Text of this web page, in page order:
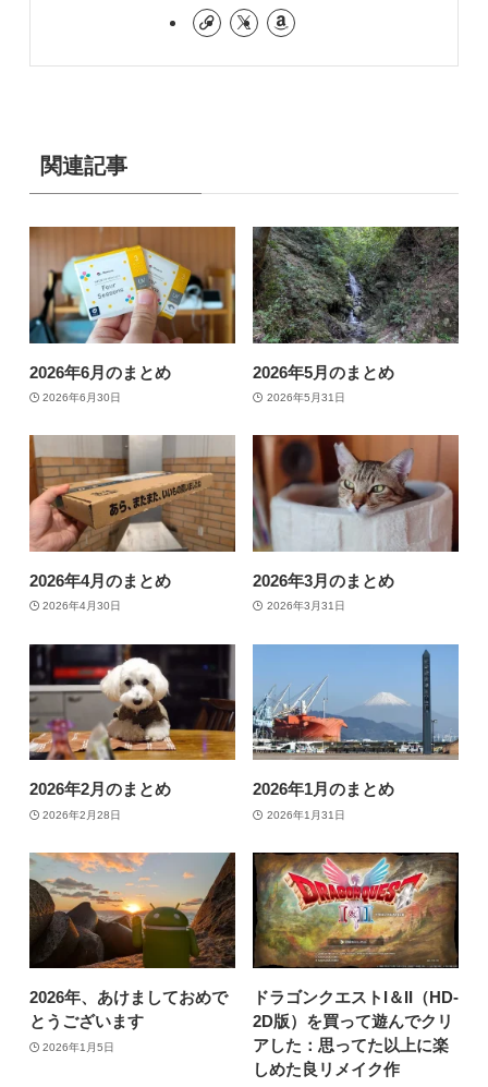
関連記事
2026年6月のまとめ
2026年6月30日
2026年5月のまとめ
2026年5月31日
2026年4月のまとめ
2026年4月30日
2026年3月のまとめ
2026年3月31日
2026年2月のまとめ
2026年2月28日
2026年1月のまとめ
2026年1月31日
2026年、あけましておめで
とうございます
2026年1月5日
ドラゴンクエストI＆II（HD-
2D版）を買って遊んでクリ
アした：思ってた以上に楽
しめた良リメイク作